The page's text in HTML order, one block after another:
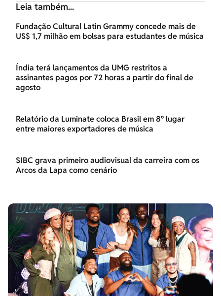
Leia também...
Fundação Cultural Latin Grammy concede mais de
US$ 1,7 milhão em bolsas para estudantes de música
Índia terá lançamentos da UMG restritos a
assinantes pagos por 72 horas a partir do final de
agosto
Relatório da Luminate coloca Brasil em 8º lugar
entre maiores exportadores de música
SIBC grava primeiro audiovisual da carreira com os
Arcos da Lapa como cenário